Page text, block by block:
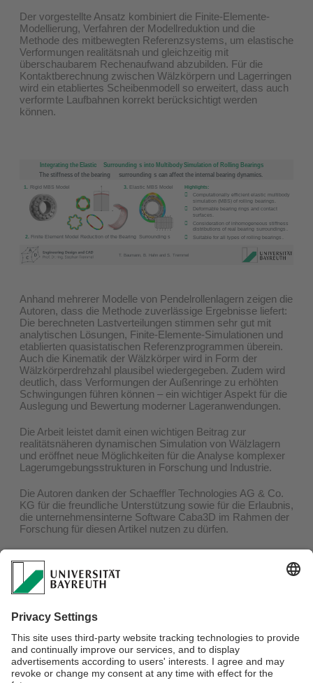
Der vorgestellte Ansatz kombiniert die Finite-Elemente-
Modellierung, Verfahren der Modellreduktion und die
Methode des mitbewegten Referenzsystems, um elastische
Verformungen realitätsnah und gleichzeitig mit
überschaubarem Rechenaufwand abzubilden. Für die
Kontaktberechnung zwischen Wälzkörpern und Lagerringen
wird ein etabliertes Scheibenmodell so erweitert, dass auch
verformte Laufbahnen korrekt berücksichtigt werden
können.
Anhand mehrerer Modelle von Pendelrollenlagern zeigen die
Autoren, dass die Methode zuverlässige Ergebnisse liefert:
Die berechneten Lastverteilungen stimmen sehr gut mit
analytischen Lösungen, Finite-Elemente-Simulationen und
etablierten quasistatischen Referenzprogrammen überein.
Auch die Kinematik der Wälzkörper wird in Form der
Wälzkörperdrehzahl plausibel wiedergegeben. Zudem wird
deutlich, dass Verformungen der Außenringe zu erhöhten
Schwingungen führen können – ein wichtiger Aspekt für die
Auslegung und Bewertung moderner Lageranwendungen.
Die Arbeit leistet damit einen wichtigen Beitrag zur
realitätsnäheren dynamischen Simulation von Wälzlagern
und eröffnet neue Möglichkeiten für die Analyse komplexer
Lagerumgebungsstrukturen in Forschung und Industrie.
Die Autoren danken der Schaeffler Technologies AG & Co.
KG für die freundliche Unterstützung sowie für die Erlaubnis,
die unternehmensinterne Software Caba3D im Rahmen der
Forschung für diesen Artikel nutzen zu dürfen.
Baumann, T.; Hahn, B.; Tremmel, S.: Integrating the elastic
surroundings into multibody simulation of rolling bearings,
https://doi.org/10.1016/j.mechmachtheory.2026.106365
Ansprechpartner:
Tobias Baumann, M.Sc.